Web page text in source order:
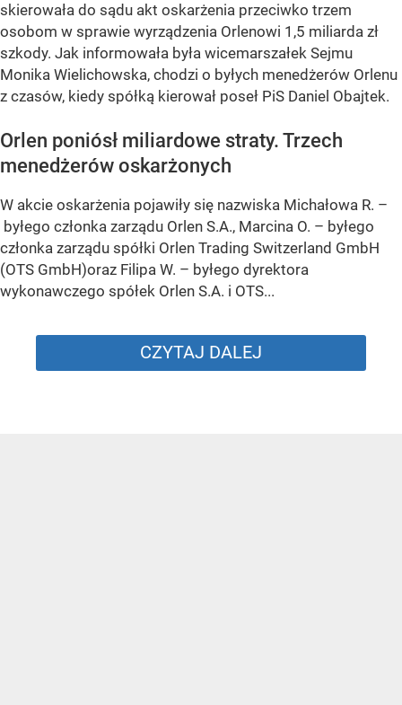
skierowała do sądu akt oskarżenia przeciwko trzem
osobom w sprawie wyrządzenia Orlenowi 1,5 miliarda zł
szkody. Jak informowała była wicemarszałek Sejmu
Monika Wielichowska, chodzi o byłych menedżerów Orlenu
z czasów, kiedy spółką kierował poseł PiS Daniel Obajtek.
Orlen poniósł miliardowe straty. Trzech
menedżerów oskarżonych
W akcie oskarżenia pojawiły się nazwiska Michałowa R. –
byłego członka zarządu Orlen S.A., Marcina O. – byłego
członka zarządu spółki Orlen Trading Switzerland GmbH
(OTS GmbH)oraz Filipa W. – byłego dyrektora
wykonawczego spółek Orlen S.A. i OTS...
CZYTAJ DALEJ